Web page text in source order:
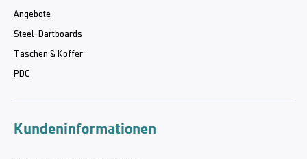
Angebote
Steel-Dartboards
Taschen & Koffer
PDC
Kundeninformationen